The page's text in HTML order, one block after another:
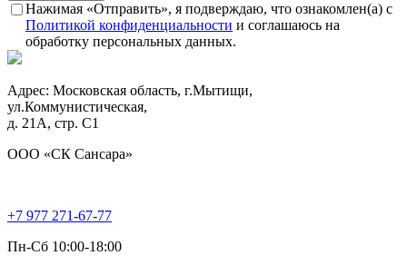
Нажимая «Отправить», я подверждаю, что ознакомлен(а) с
Политикой конфиденциальности и соглашаюсь на
обработку персональных данных.
Адрес: Московская область, г.Мытищи,
ул.Коммунистическая,
д. 21А, стр. С1
ООО «СК Сансара»
+7 977 271-67-77
Пн-Сб 10:00-18:00